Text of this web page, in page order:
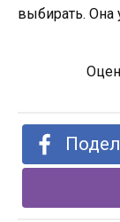
выбирать. Она